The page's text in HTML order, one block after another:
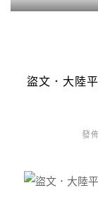
盜文．大陸
發